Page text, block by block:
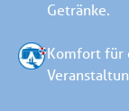
Getränke.
Komfort für